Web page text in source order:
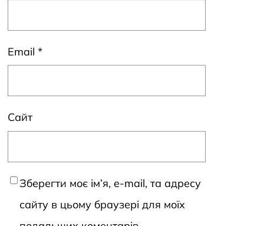
Email *
Сайт
Зберегти моє ім’я, e-mail, та адресу
сайту в цьому браузері для моїх